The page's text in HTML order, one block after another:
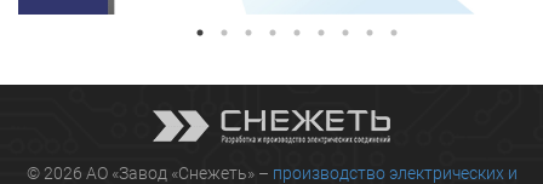
© 2026 АО «Завод «Снежеть» – производство электрических и